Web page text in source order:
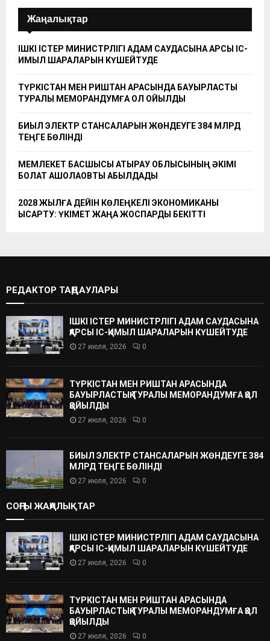
Жаңалықтар
ІШКІ ІСТЕР МИНИСТРЛІГІ АДАМ САУДАСЫНА ҚАРСЫ ІС-
ҚИМЫЛ ШАРАЛАРЫН КҮШЕЙТУДЕ
ТҮРКІСТАН МЕН РИШТАН АРАСЫНДА БАУЫРЛАСТЫҚ
ТУРАЛЫ МЕМОРАНДУМҒА ҚОЛ ҚОЙЫЛДЫ
БИЫЛ ЭЛЕКТР СТАНСАЛАРЫН ЖӨНДЕУГЕ 384 МЛРД
ТЕҢГЕ БӨЛІНДІ
МЕМЛЕКЕТ БАСШЫСЫ АТЫРАУ ОБЛЫСЫНЫҢ ӘКІМІ
БОЛАТ АҚШОЛАҚОВТЫ ҚАБЫЛДАДЫ
2028 ЖЫЛҒА ДЕЙІН КӨЛЕҢКЕЛІ ЭКОНОМИКАНЫ
ҚЫСҚАРТУ: ҮКІМЕТ ЖАҢА ЖОСПАРДЫ БЕКІТТІ
РЕДАКТОР ТАҢДАУЛАРЫ
ІШКІ ІСТЕР МИНИСТРЛІГІ АДАМ САУДАСЫНА
ҚАРСЫ ІС-ҚИМЫЛ ШАРАЛАРЫН КҮШЕЙТУДЕ
27 июля, 2026 0
ТҮРКІСТАН МЕН РИШТАН АРАСЫНДА
БАУЫРЛАСТЫҚ ТУРАЛЫ МЕМОРАНДУМҒА ҚОЛ
ҚОЙЫЛДЫ
27 июля, 2026 0
БИЫЛ ЭЛЕКТР СТАНСАЛАРЫН ЖӨНДЕУГЕ 384
МЛРД ТЕҢГЕ БӨЛІНДІ
27 июля, 2026 0
СОҢҒЫ ЖАҢАЛЫҚТАР
ІШКІ ІСТЕР МИНИСТРЛІГІ АДАМ САУДАСЫНА
ҚАРСЫ ІС-ҚИМЫЛ ШАРАЛАРЫН КҮШЕЙТУДЕ
27 июля, 2026 0
ТҮРКІСТАН МЕН РИШТАН АРАСЫНДА
БАУЫРЛАСТЫҚ ТУРАЛЫ МЕМОРАНДУМҒА ҚОЛ
ҚОЙЫЛДЫ
27 июля, 2026 0